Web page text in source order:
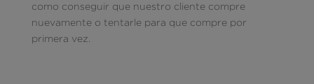
como conseguir que nuestro cliente compre
nuevamente o tentarle para que compre por
primera vez.